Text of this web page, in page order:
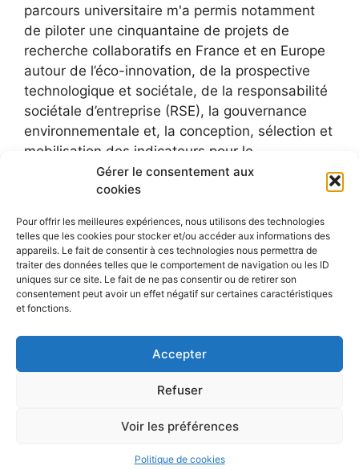
Gérer le consentement aux
cookies
Pour offrir les meilleures expériences, nous utilisons des technologies
telles que les cookies pour stocker et/ou accéder aux informations des
appareils. Le fait de consentir à ces technologies nous permettra de
traiter des données telles que le comportement de navigation ou les ID
uniques sur ce site. Le fait de ne pas consentir ou de retirer son
consentement peut avoir un effet négatif sur certaines caractéristiques
et fonctions.
Accepter
Refuser
Voir les préférences
Politique de cookies
parcours universitaire m'a permis notamment
de piloter une cinquantaine de projets de
recherche collaboratifs en France et en Europe
autour de l’éco-innovation, de la prospective
technologique et sociétale, de la responsabilité
sociétale d’entreprise (RSE), la gouvernance
environnementale et, la conception, sélection et
mobilisation des indicateurs pour le
développement durable.
© 2026 Le blog de Sylvie Faucheux• Construit avec
GeneratePress